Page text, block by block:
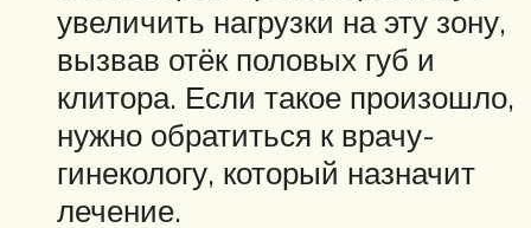
увеличить нагрузки на эту зону,
вызвав отёк половых губ и
клитора. Если такое произошло,
нужно обратиться к врачу-
гинекологу, который назначит
лечение.